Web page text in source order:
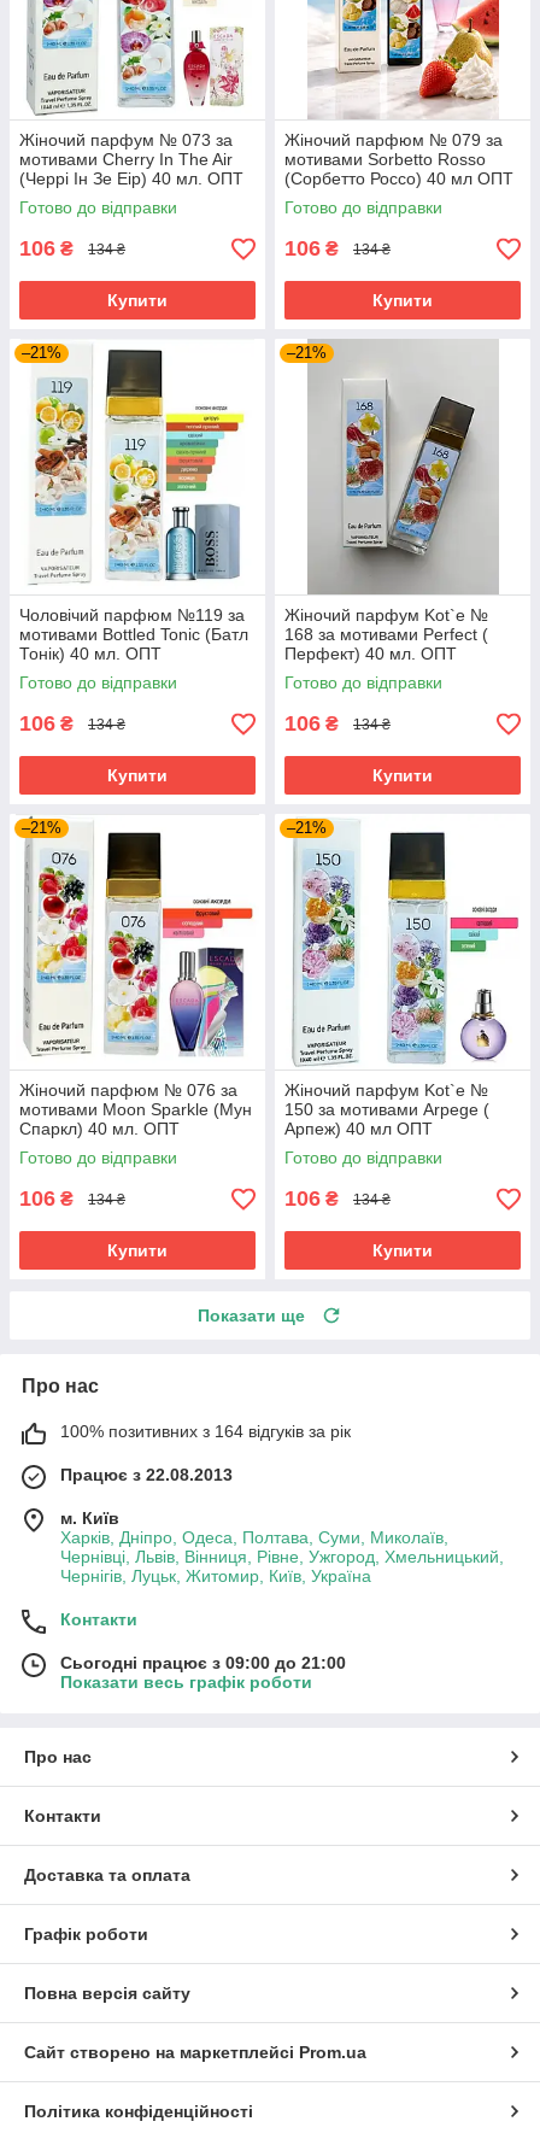
Жіночий парфум № 073 за
мотивами Cherry In The Air
(Черрі Ін Зе Еір) 40 мл. ОПТ
Готово до відправки
106 ₴ 134 ₴
Купити
Жіночий парфюм № 079 за
мотивами Sorbetto Rosso
(Сорбетто Россо) 40 мл ОПТ
Готово до відправки
106 ₴ 134 ₴
Купити
–21%
Чоловічий парфюм №119 за
мотивами Bottled Tonic (Батл
Тонік) 40 мл. ОПТ
Готово до відправки
106 ₴ 134 ₴
Купити
–21%
Жіночий парфум Kot`e №
168 за мотивами Perfect (
Перфект) 40 мл. ОПТ
Готово до відправки
106 ₴ 134 ₴
Купити
–21%
Жіночий парфюм № 076 за
мотивами Moon Sparkle (Мун
Спаркл) 40 мл. ОПТ
Готово до відправки
106 ₴ 134 ₴
Купити
–21%
Жіночий парфум Kot`e №
150 за мотивами Arpege (
Арпеж) 40 мл ОПТ
Готово до відправки
106 ₴ 134 ₴
Купити
Показати ще
Про нас
100% позитивних з 164 відгуків за рік
Працює з 22.08.2013
м. Київ
Харків, Дніпро, Одеса, Полтава, Суми, Миколаїв,
Чернівці, Львів, Вінниця, Рівне, Ужгород, Хмельницький,
Чернігів, Луцьк, Житомир, Київ, Україна
Контакти
Сьогодні працює з 09:00 до 21:00
Показати весь графік роботи
Про нас
Контакти
Доставка та оплата
Графік роботи
Повна версія сайту
Сайт створено на маркетплейсі Prom.ua
Політика конфіденційності